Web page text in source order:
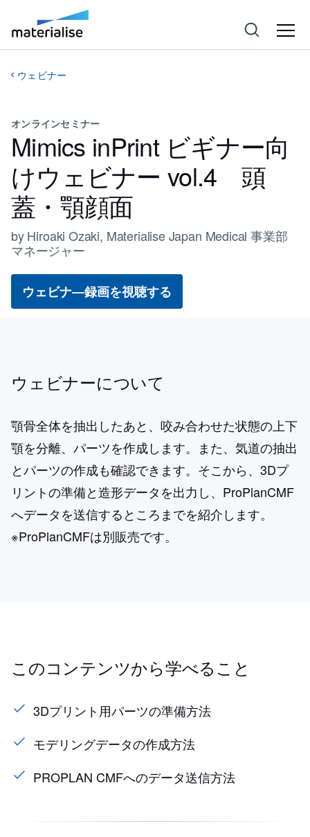
ウェビナー
オンラインセミナー
Mimics inPrint ビギナー向
けウェビナー vol.4 頭
蓋・顎顔面
by Hiroaki Ozaki, Materialise Japan Medical 事業部
マネージャー
ウェビナ―録画を視聴する
ウェビナーについて
顎骨全体を抽出したあと、咬み合わせた状態の上下
顎を分離、パーツを作成します。また、気道の抽出
とパーツの作成も確認できます。そこから、3Dプ
リントの準備と造形データを出力し、ProPlanCMF
へデータを送信するところまでを紹介します。
※ProPlanCMFは別販売です。
このコンテンツから学べること
3Dプリント用パーツの準備方法
モデリングデータの作成方法
PROPLAN CMFへのデータ送信方法